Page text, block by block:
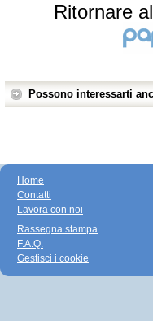
Ritornare
Possono interessarti
Home
Contatti
Lavora con noi
Rassegna stampa
F.A.Q.
Gestisci i cookie